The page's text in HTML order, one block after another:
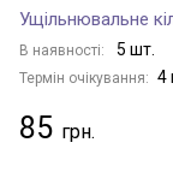
Ущільнювальне
В наявності: 5 шт.
Термін очікування: 4
85